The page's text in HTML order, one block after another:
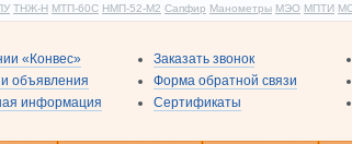
ТНЖ-Н МТП-60С НМП-52-М2 Сапфир Манометры МЭО МПТИ
«Конвес»
объявления
информация
Заказать звонок
Форма обратной связи
Сертификаты